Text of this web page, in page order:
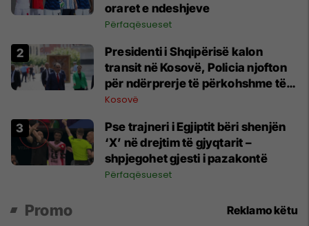
oraret e ndeshjeve
Përfaqësueset
Presidenti i Shqipërisë kalon
transit në Kosovë, Policia njofton
për ndërprerje të përkohshme të
trafikut
Kosovë
Pse trajneri i Egjiptit bëri shenjën
‘X’ në drejtim të gjyqtarit –
shpjegohet gjesti i pazakontë
Përfaqësueset
Promo Reklamo këtu